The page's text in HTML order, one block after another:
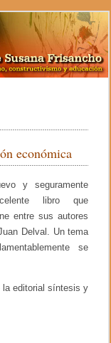
económica
y seguramente
libro que
entre sus autores
Delval. Un tema
se
editorial síntesis y